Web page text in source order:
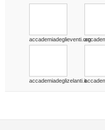
accademiadeglieventi.org
accademiadeglizelanti.it